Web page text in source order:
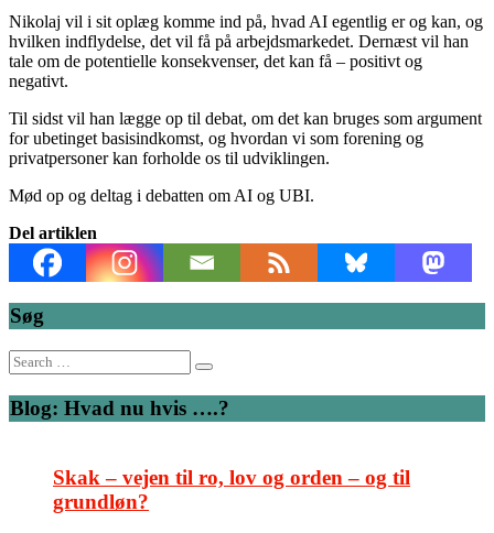
Nikolaj vil i sit oplæg komme ind på, hvad AI egentlig er og kan, og
hvilken indflydelse, det vil få på arbejdsmarkedet. Dernæst vil han
tale om de potentielle konsekvenser, det kan få – positivt og
negativt.
Til sidst vil han lægge op til debat, om det kan bruges som argument
for ubetinget basisindkomst, og hvordan vi som forening og
privatpersoner kan forholde os til udviklingen.
Mød op og deltag i debatten om AI og UBI.
Del artiklen
Søg
Search
for:
Blog: Hvad nu hvis ….?
Skak – vejen til ro, lov og orden – og til
grundløn?